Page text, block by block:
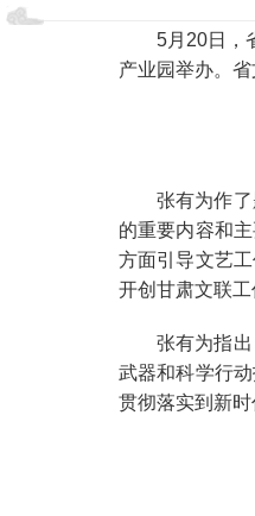
5月20日，
产业园举办。
张有为作
的重要内容和
方面引导文艺
开创甘肃文联工
张有为指
武器和科学行
贯彻落实到新